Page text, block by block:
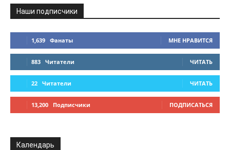
Наши подписчики
1,639 Фанаты МНЕ НРАВИТСЯ
883 Читатели ЧИТАТЬ
22 Читатели ЧИТАТЬ
13,200 Подписчики ПОДПИСАТЬСЯ
Календарь